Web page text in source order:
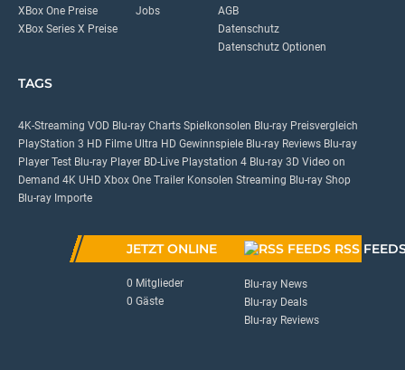
XBox One Preise
XBox Series X Preise
Jobs
AGB
Datenschutz
Datenschutz Optionen
TAGS
4K-Streaming VOD Blu-ray Charts Spielkonsolen Blu-ray Preisvergleich
PlayStation 3 HD Filme Ultra HD Gewinnspiele Blu-ray Reviews Blu-ray
Player Test Blu-ray Player BD-Live Playstation 4 Blu-ray 3D Video on
Demand 4K UHD Xbox One Trailer Konsolen Streaming Blu-ray Shop
Blu-ray Importe
JETZT ONLINE
0 Mitglieder
0 Gäste
RSS
Blu-ray News
Blu-ray Deals
Blu-ray Reviews